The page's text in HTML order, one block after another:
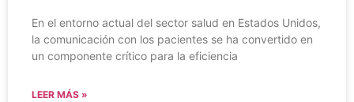
En el entorno actual del sector salud en Estados Unidos,
la comunicación con los pacientes se ha convertido en
un componente crítico para la eficiencia
LEER MÁS »